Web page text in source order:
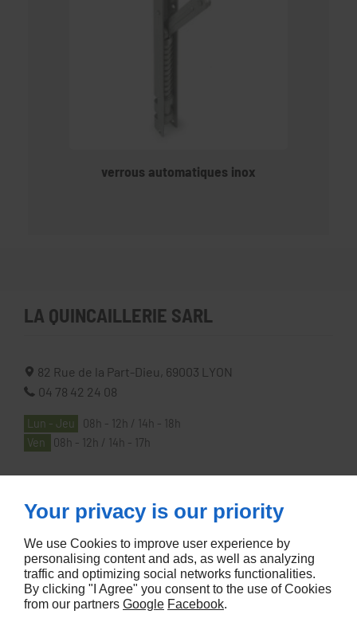
verrous automatiques inox
LA QUINCAILLERIE SARL
82 Rue de la Part-Dieu, 69003
LYON
04 78 42 24 08
Lun - Jeu
08h - 12h / 14h - 18h
Ven
08h - 12h / 14h - 17h
À PROPOS
Accueil
Contactez-nous
Mentions légales
Plan du site
Your privacy is our priority
We use Cookies to improve user experience by
personalising content and ads, as well as analyzing
traffic and optimizing social networks functionalities.
By clicking "I Agree" you consent to the use of Cookies
from our partners Google Facebook.